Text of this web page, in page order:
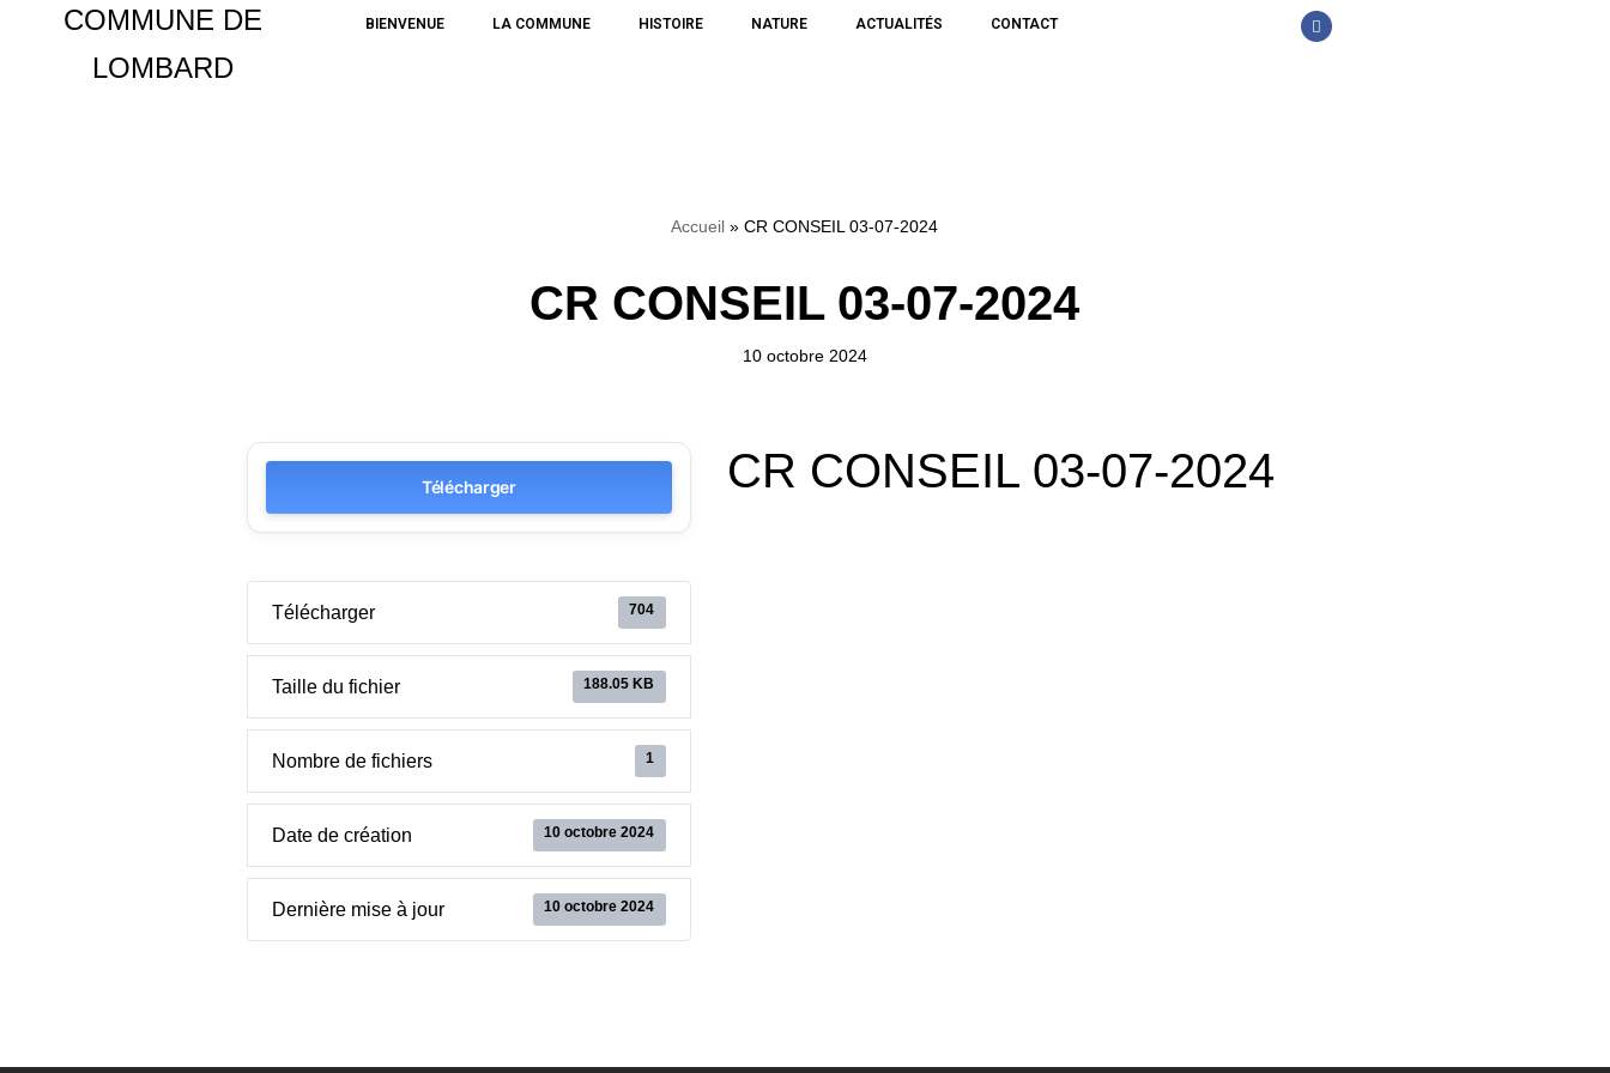
COMMUNE DE
LOMBARD
BIENVENUE LA COMMUNE HISTOIRE NATURE ACTUALITÉS CONTACT
Accueil »CR CONSEIL 03-07-2024
CR CONSEIL 03-07-2024
10 octobre 2024
Télécharger
Télécharger 704
Taille du fichier 188.05 KB
Nombre de fichiers 1
Date de création 10 octobre 2024
Dernière mise à jour 10 octobre 2024
CR CONSEIL 03-07-2024